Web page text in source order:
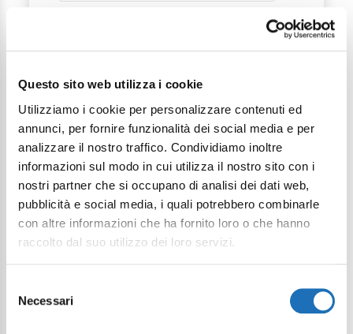
Questo sito web utilizza i cookie
Utilizziamo i cookie per personalizzare contenuti ed
annunci, per fornire funzionalità dei social media e per
analizzare il nostro traffico. Condividiamo inoltre
informazioni sul modo in cui utilizza il nostro sito con i
nostri partner che si occupano di analisi dei dati web,
pubblicità e social media, i quali potrebbero combinarle
con altre informazioni che ha fornito loro o che hanno
raccolto dal suo utilizzo dei loro servizi.
delNecessari
Desidero iscrivermi alla newsletter*
Acconsento al trattamento dei dati